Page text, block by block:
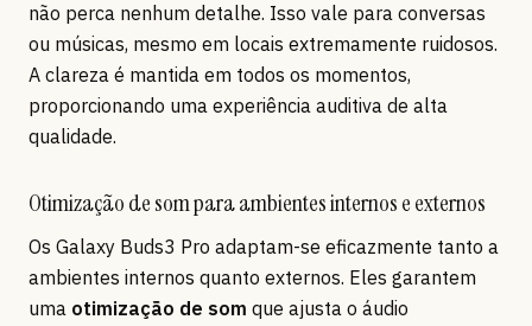
não perca nenhum detalhe. Isso vale para conversas
ou músicas, mesmo em locais extremamente ruidosos.
A clareza é mantida em todos os momentos,
proporcionando uma experiência auditiva de alta
qualidade.
Otimização de som para ambientes internos e externos
Os Galaxy Buds3 Pro adaptam-se eficazmente tanto a
ambientes internos quanto externos. Eles garantem
uma otimização de som que ajusta o áudio